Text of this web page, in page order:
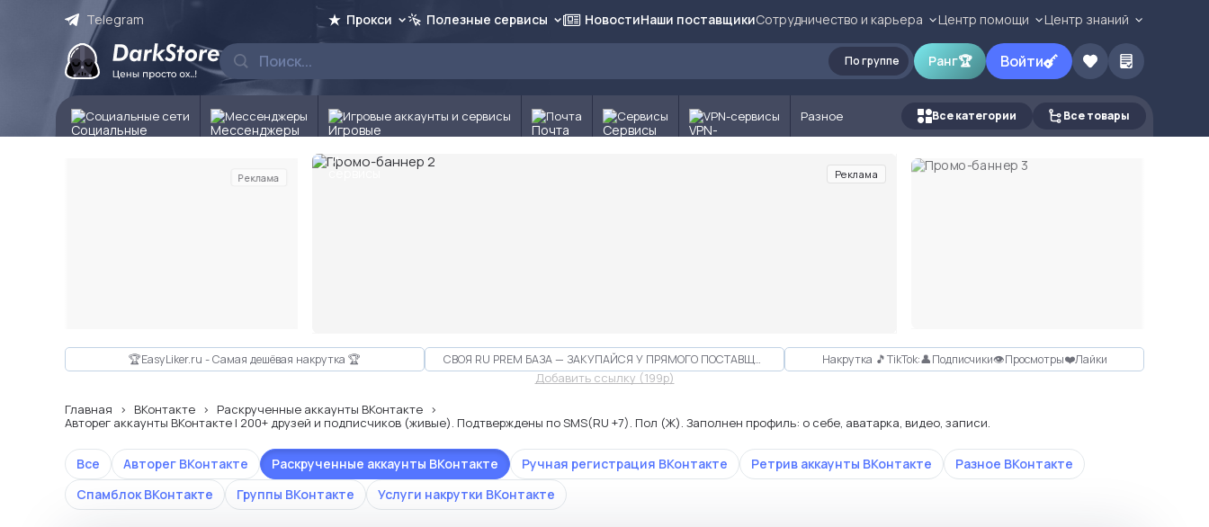
Telegram Прокси Полезные сервисы НовостиНаши поставщикиСотрудничество и карьера Центр помощи Центр знаний
По группе Ранг🏆 Войти
Социальные сети Мессенджеры Игровые аккаунты и сервисы Почта Сервисы VPN-сервисы Разное Все категории Все товары
Реклама Реклама
🏆EasyLiker.ru - Самая дешёвая накрутка 🏆 СВОЯ RU PREM БАЗА — ЗАКУПАЙСЯ У ПРЯМОГО ПОСТАВЩИКА Накрутка 🎵TikTok:👤Подписчики👁Просмотры❤️Лайки
Добавить ссылку (199p)
Главная
ВКонтакте
Раскрученные аккаунты ВКонтакте
Авторег аккаунты ВКонтакте | 200+ друзей и подписчиков (живые). Подтверждены по SMS(RU +7). Пол (Ж). Заполнен профиль: о себе, аватарка, видео, записи.
Все Авторег ВКонтакте Раскрученные аккаунты ВКонтакте Ручная регистрация ВКонтакте Ретрив аккаунты ВКонтакте
Разное ВКонтакте
Спамблок ВКонтакте
Группы ВКонтакте Услуги накрутки ВКонтакте